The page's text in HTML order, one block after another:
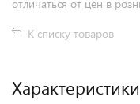
отличаться от цен в
К списку товаров
Характеристики